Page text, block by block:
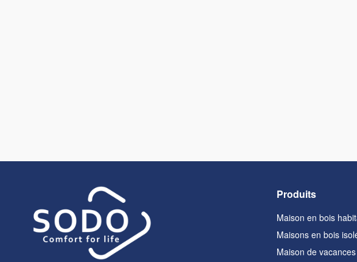
Produits
Maison en bois
Maisons en bois
Maison de vacances